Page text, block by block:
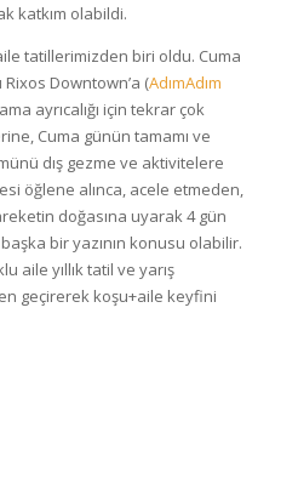
katkım olabildi.
tatillerimizden biri oldu. Cuma
Rixos Downtown’a (AdımAdım
ayrıcalığı için tekrar çok
Cuma günün tamamı ve
dış gezme ve aktivitelere
öğlene alınca, acele etmeden,
doğasına uyarak 4 gün
bir yazının konusu olabilir.
aile yıllık tatil ve yarış
geçirerek koşu+aile keyfini